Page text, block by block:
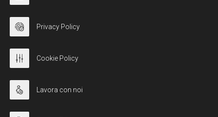
Privacy Policy
Cookie Policy
Lavora con noi